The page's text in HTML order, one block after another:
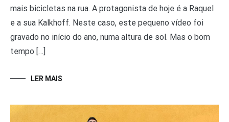
mais bicicletas na rua. A protagonista de hoje é a Raquel
e a sua Kalkhoff. Neste caso, este pequeno vídeo foi
gravado no início do ano, numa altura de sol. Mas o bom
tempo […]
LER MAIS